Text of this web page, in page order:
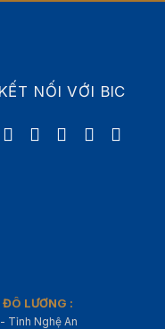
KẾT NỐI VỚI BIC
LƯƠNG :
Tỉnh Nghệ An